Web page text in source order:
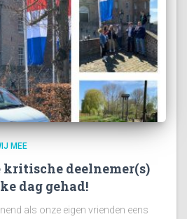
MEE
deelnemer(s)
dag gehad!
als onze eigen vrienden eens